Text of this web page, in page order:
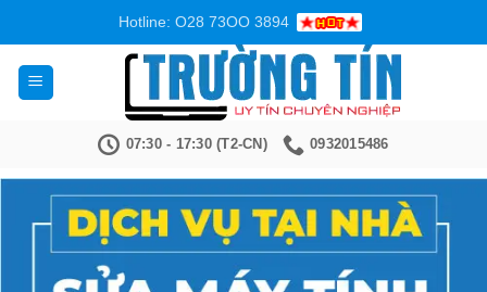
nội
dung
Hotline: O28 73OO 3894
07:30 - 17:30 (T2-CN) 0932015486